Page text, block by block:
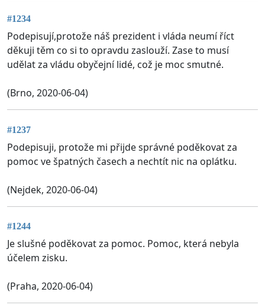
#1234
Podepisují,protože náš prezident i vláda neumí říct
děkuji těm co si to opravdu zaslouží. Zase to musí
udělat za vládu obyčejní lidé, což je moc smutné.
(Brno, 2020-06-04)
#1237
Podepisuji, protože mi přijde správné poděkovat za
pomoc ve špatných časech a nechtít nic na oplátku.
(Nejdek, 2020-06-04)
#1244
Je slušné poděkovat za pomoc. Pomoc, která nebyla
účelem zisku.
(Praha, 2020-06-04)